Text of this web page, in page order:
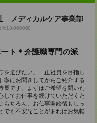
メディカルケア事業部
派13-060060
ト＊介護職専門の派
を選びたい」「正社員を目指し
寧にお聞きしてからご紹介する
長です。まずはご希望を聞いた
してお仕事を続けていただくた
もちろん、お仕事開始後もしっ
でも不安なことがあればお気軽